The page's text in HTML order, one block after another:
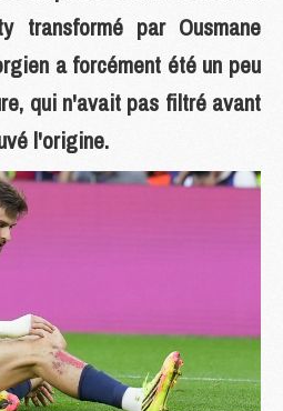
transformé par Ousmane
a forcément été un peu
qui n'avait pas filtré avant
l'origine.